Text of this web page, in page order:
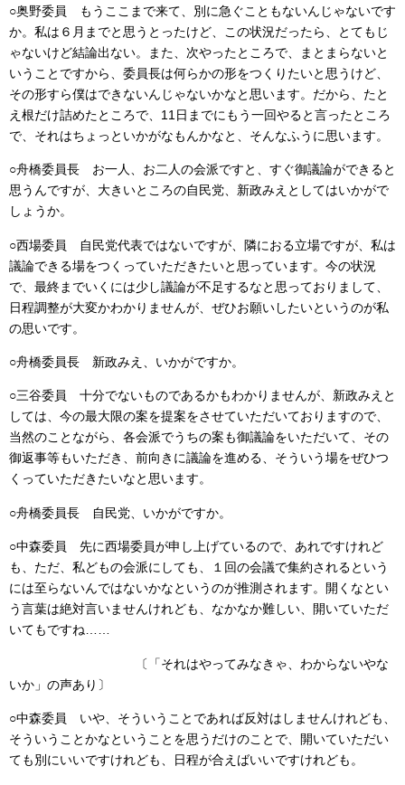
○奥野委員 もうここまで来て、別に急ぐこともないんじゃないです
か。私は６月までと思うとったけど、この状況だったら、とてもじ
ゃないけど結論出ない。また、次やったところで、まとまらないと
いうことですから、委員長は何らかの形をつくりたいと思うけど、
その形すら僕はできないんじゃないかなと思います。だから、たと
え根だけ詰めたところで、11日までにもう一回やると言ったところ
で、それはちょっといかがなもんかなと、そんなふうに思います。
○舟橋委員長 お一人、お二人の会派ですと、すぐ御議論ができると
思うんですが、大きいところの自民党、新政みえとしてはいかがで
しょうか。
○西場委員 自民党代表ではないですが、隣におる立場ですが、私は
議論できる場をつくっていただきたいと思っています。今の状況
で、最終までいくには少し議論が不足するなと思っておりまして、
日程調整が大変かわかりませんが、ぜひお願いしたいというのが私
の思いです。
○舟橋委員長 新政みえ、いかがですか。
○三谷委員 十分でないものであるかもわかりませんが、新政みえと
しては、今の最大限の案を提案をさせていただいておりますので、
当然のことながら、各会派でうちの案も御議論をいただいて、その
御返事等もいただき、前向きに議論を進める、そういう場をぜひつ
くっていただきたいなと思います。
○舟橋委員長 自民党、いかがですか。
○中森委員 先に西場委員が申し上げているので、あれですけれど
も、ただ、私どもの会派にしても、１回の会議で集約されるという
には至らないんではないかなというのが推測されます。開くなとい
う言葉は絶対言いませんけれども、なかなか難しい、開いていただ
いてもですね……
〔「それはやってみなきゃ、わからないやな
いか」の声あり〕
○中森委員 いや、そういうことであれば反対はしませんけれども、
そういうことかなということを思うだけのことで、開いていただい
ても別にいいですけれども、日程が合えばいいですけれども。